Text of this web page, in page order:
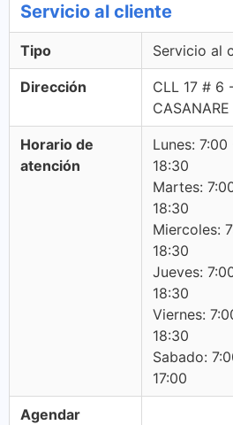
Servicio al cliente
Tipo Servicio al
Dirección
CLL 17 # 6
CASANARE
Horario de
atención
Lunes:
18:30
Martes:
18:30
Miercoles:
18:30
Jueves:
18:30
Viernes:
18:30
Sabado:
17:00
Agendar